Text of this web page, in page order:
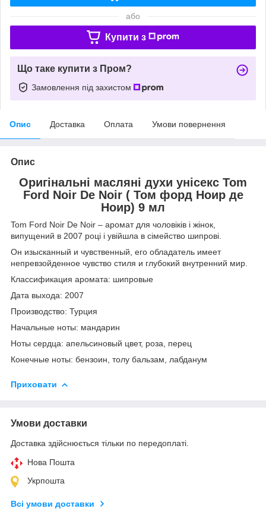
або
Купити з
Що таке купити з Пром?
Замовлення під захистом
Опис Доставка Оплата Умови повернення
Опис
Оригінальні масляні духи унісекс Tom
Ford Noir De Noir ( Том форд Ноир де
Ноир) 9 мл
Tom Ford Noir De Noir – аромат для чоловіків і жінок,
випущений в 2007 році і увійшла в сімейство шипрові.
Он изысканный и чувственный, его обладатель имеет
непревзойденное чувство стиля и глубокий внутренний мир.
Классификация аромата: шипровые
Дата выхода: 2007
Производство: Турция
Начальные ноты: мандарин
Ноты сердца: апельсиновый цвет, роза, перец
Конечные ноты: бензоин, толу бальзам, лабданум
Приховати
Умови доставки
Доставка здійснюється тільки по передоплаті.
Нова Пошта
Укрпошта
Всі умови доставки